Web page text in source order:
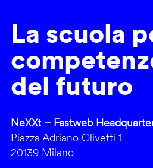
La scuola
del futuro
NeXXt – Fastweb
Piazza Adriano Olivetti 1
20139 Milano